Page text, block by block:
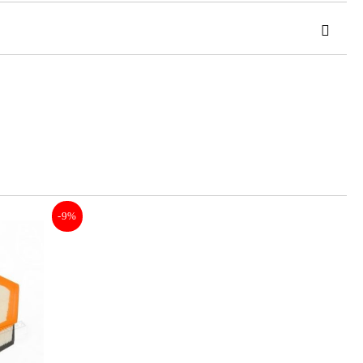
за лични данни
-9%